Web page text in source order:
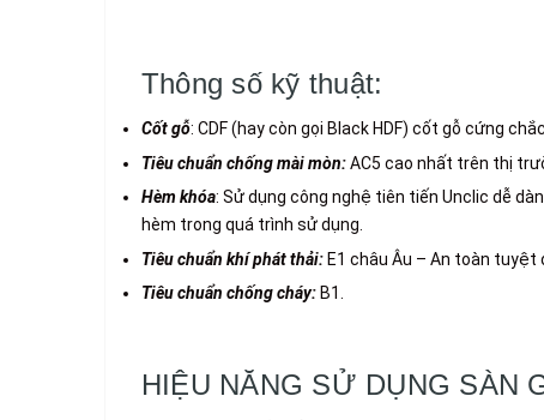
Thông số kỹ thuật:
Cốt gỗ: CDF (hay còn gọi Black HDF) cốt gỗ cứng
Tiêu chuẩn chống mài mòn:AC5 cao nhất trên thị
Hèm khóa: Sử dụng công nghệ tiên tiến Unclic dễ
hèm trong quá trình sử dụng.
Tiêu chuẩn khí phát thải: E1 châu Âu – An toàn tuyệt
Tiêu chuẩn chống cháy: B1.
HIỆU NĂNG SỬ DỤNG SÀN